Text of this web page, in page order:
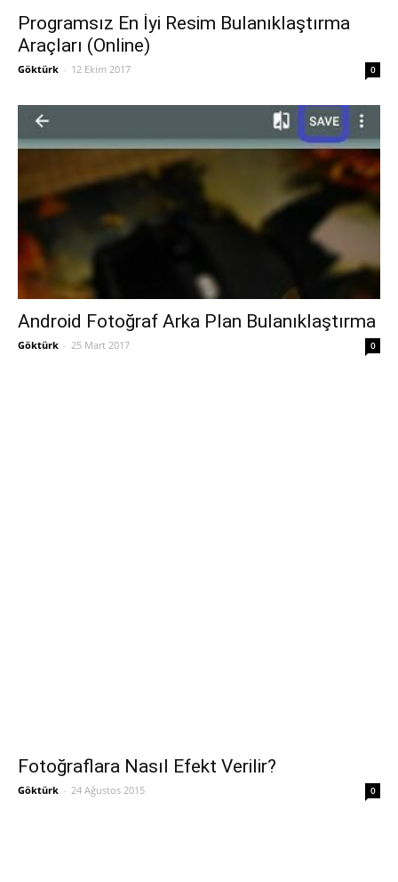
Programsız En İyi Resim Bulanıklaştırma
Araçları (Online)
Göktürk - 12 Ekim 2017 0
Android Fotoğraf Arka Plan Bulanıklaştırma
Göktürk - 25 Mart 2017 0
Fotoğraflara Nasıl Efekt Verilir?
Göktürk - 24 Ağustos 2015 0